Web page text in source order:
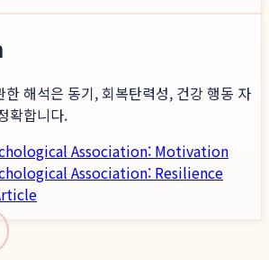
한 해석은 동기, 회복탄력성, 건강 행동 자
확합니다.
Association: Motivation
Association: Resilience